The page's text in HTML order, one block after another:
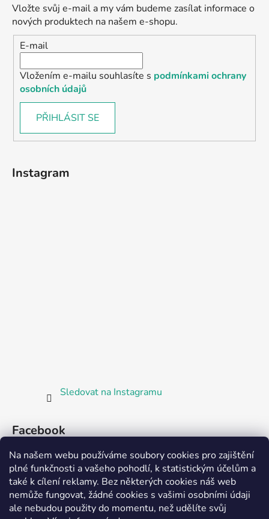
Na našem webu používáme soubory cookies pro zajištění
plné funkčnosti a vašeho pohodlí, k statistickým účelům a
také k cílení reklamy. Bez některých cookies náš web
nemůže fungovat, žádné cookies s vašimi osobními údaji
ale nebudou použity do momentu, než udělíte svůj
Vložte svůj e-mail a my vám budeme zasílat informace o
nových produktech na našem e-shopu.
E-mail
Vložením e-mailu souhlasíte s podmínkami ochrany
osobních údajů
PŘIHLÁSIT SE
Instagram
Sledovat na Instagramu
Facebook
Partnerská prodejna Barefoot Plzeň